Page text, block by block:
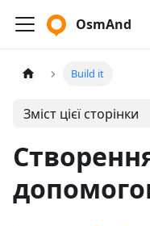
OsmAnd
Build it
Зміст цієї сторінки